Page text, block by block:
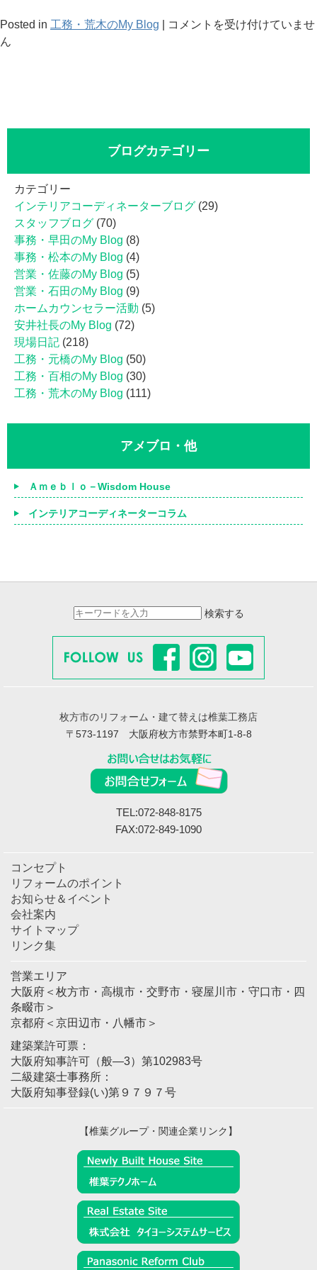
Posted in 工務・荒木のMy Blog
戸
ー
ム
階
階
コメントを受け付けていませ
ん
ブログカテゴリー
カテゴリー
インテリアコーディネーターブログ (29)
スタッフブログ (70)
事務・早田のMy Blog (8)
事務・松本のMy Blog (4)
営業・佐藤のMy Blog (5)
営業・石田のMy Blog (9)
ホームカウンセラー活動 (5)
安井社長のMy Blog (72)
現場日記 (218)
工務・元橋のMy Blog (50)
工務・百相のMy Blog (30)
工務・荒木のMy Blog (111)
アメブロ・他
Ａｍｅｂｌｏ－Wisdom House
インテリアコーディネーターコラム
検索する
枚方市のリフォーム・建て替えは椎葉工務店
〒573-1197 大阪府枚方市禁野本町1-8-8
TEL:072-848-8175
FAX:072-849-1090
コンセプト
リフォームのポイント
お知らせ＆イベント
会社案内
サイトマップ
リンク集
営業エリア
大阪府＜枚方市・高槻市・交野市・寝屋川市・守口市・四
条畷市＞
京都府＜京田辺市・八幡市＞
建築業許可票：
大阪府知事許可（般―3）第102983号
二級建築士事務所：
大阪府知事登録(い)第９７９７号
【椎葉グループ・関連企業リンク】